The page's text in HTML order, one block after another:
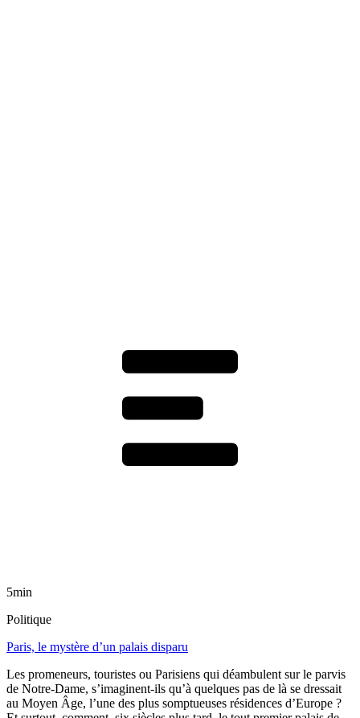
5min
Politique
Paris, le mystère d’un palais disparu
Les promeneurs, touristes ou Parisiens qui déambulent sur le parvis
de Notre-Dame, s’imaginent-ils qu’à quelques pas de là se dressait
au Moyen Âge, l’une des plus somptueuses résidences d’Europe ?